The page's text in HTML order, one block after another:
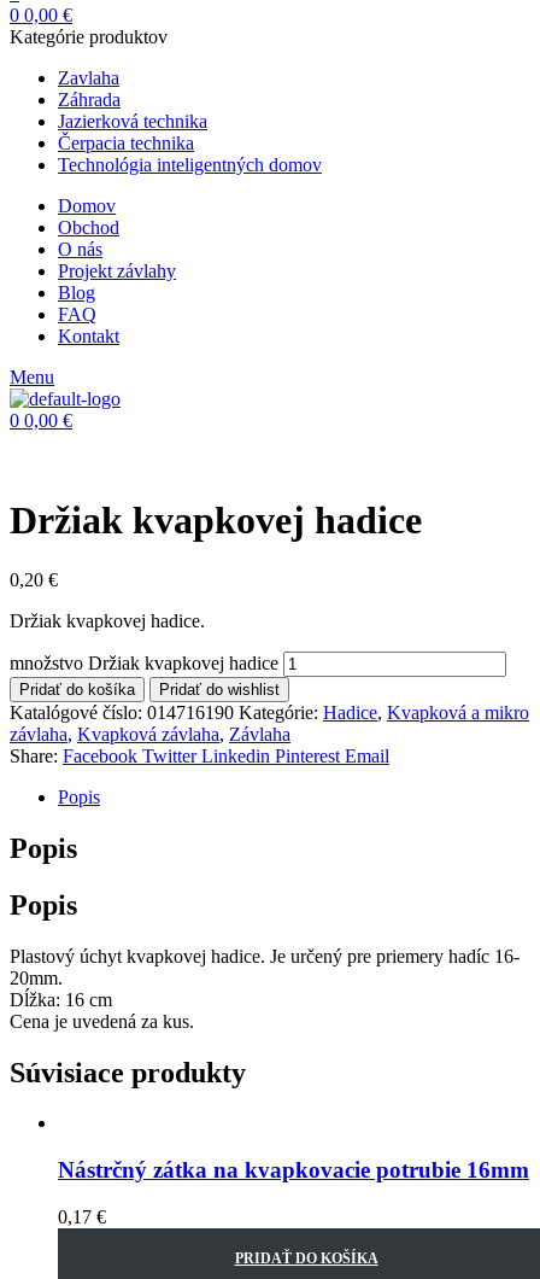
0 0,00 €
Kategórie produktov
Zavlaha
Záhrada
Jazierková technika
Čerpacia technika
Technológia inteligentných domov
Domov
Obchod
O nás
Projekt závlahy
Blog
FAQ
Kontakt
Menu
0 0,00 €
Držiak kvapkovej hadice
0,20 €
Držiak kvapkovej hadice.
množstvo Držiak kvapkovej hadice
Pridať do košíka Pridať do wishlist
Katalógové číslo: 014716190 Kategórie: Hadice, Kvapková a mikro
závlaha​, Kvapková závlaha, Závlaha
Share: Facebook Twitter Linkedin Pinterest Email
Popis
Popis
Popis
Plastový úchyt kvapkovej hadice. Je určený pre priemery hadíc 16-
20mm.
Dĺžka: 16 cm
Cena je uvedená za kus.
Súvisiace produkty
Nástrčný zátka na kvapkovacie potrubie 16mm
0,17 €
PRIDAŤ DO KOŠÍKA